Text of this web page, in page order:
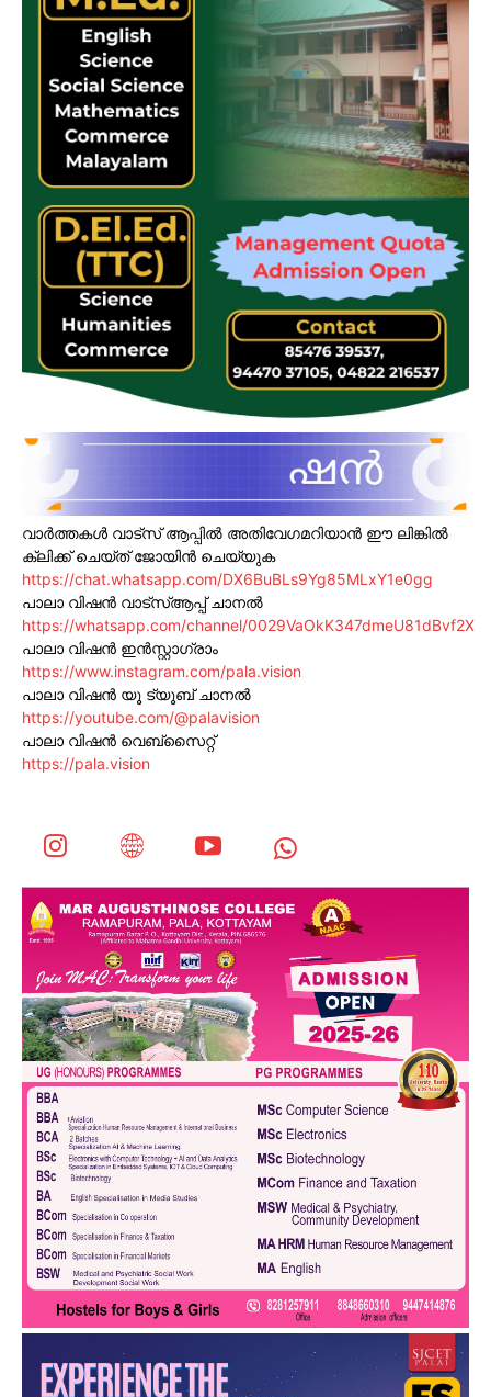
വാർത്തകൾ വാട്സ് ആപ്പിൽ അതിവേഗമറിയാൻ ഈ ലിങ്കിൽ
ക്ലിക്ക് ചെയ്ത് ജോയിൻ ചെയ്യുക
https://chat.whatsapp.com/DX6BuBLs9Yg85MLxY1e0gg
പാലാ വിഷൻ വാട്സ്ആപ്പ് ചാനൽ
https://whatsapp.com/channel/0029VaOkK347dmeU81dBvf2X
പാലാ വിഷൻ ഇൻസ്റ്റാഗ്രാം
https://www.instagram.com/pala.vision
പാലാ വിഷൻ യൂ ട്യൂബ് ചാനൽ
https://youtube.com/@palavision
പാലാ വിഷൻ വെബ്സൈറ്റ്
https://pala.vision